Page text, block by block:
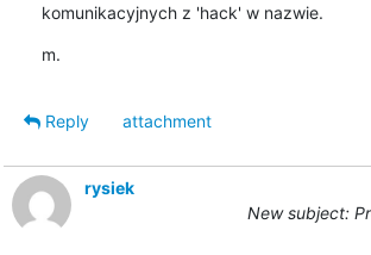
komunikacyjnych z 'hack' w nazwie.
m.
Reply
attachment
rysiek
New subject: